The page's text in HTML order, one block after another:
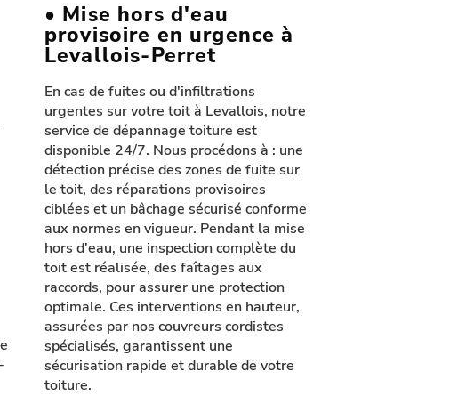
• Mise hors d'eau
provisoire en urgence à
Levallois-Perret
En cas de fuites ou d'infiltrations
urgentes sur votre toit à Levallois, notre
service de dépannage toiture est
disponible 24/7. Nous procédons à : une
détection précise des zones de fuite sur
le toit, des réparations provisoires
ciblées et un bâchage sécurisé conforme
aux normes en vigueur. Pendant la mise
hors d'eau, une inspection complète du
toit est réalisée, des faîtages aux
raccords, pour assurer une protection
optimale. Ces interventions en hauteur,
assurées par nos couvreurs cordistes
spécialisés, garantissent une
sécurisation rapide et durable de votre
toiture.